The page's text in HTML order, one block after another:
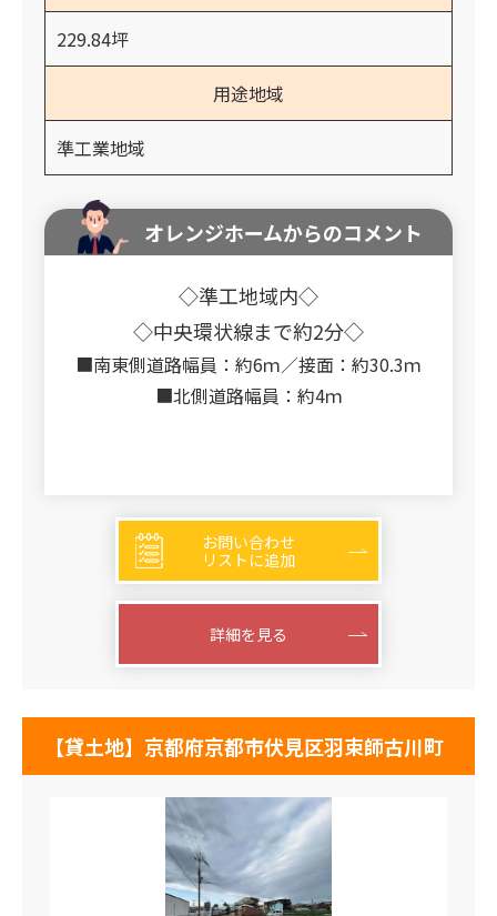
229.84坪
用途地域
準工業地域
オレンジホームからのコメント
◇準工地域内◇
◇中央環状線まで約2分◇
■南東側道路幅員：約6ｍ／接面：約30.3ｍ
■北側道路幅員：約4ｍ
お問い合わせ
リストに追加
詳細を見る
【貸土地】京都府京都市伏見区羽束師古川町